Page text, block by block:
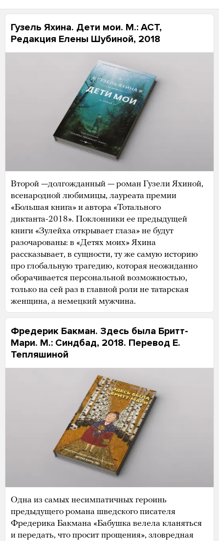
Гузель Яхина. Дети мои. М.: АСТ,
Редакция Елены Шубиной, 2018
Второй —долгожданный — роман Гузели Яхиной,
всенародной любимицы, лауреата премии
«Большая книга» и автора «Тотального
диктанта-2018». Поклонники ее предыдущей
книги «Зулейха открывает глаза» не будут
разочарованы: в «Детях моих» Яхина
рассказывает, в сущности, ту же самую историю
про глобальную трагедию, которая неожиданно
оборачивается персональной возможностью,
только на сей раз в главной роли не татарская
женщина, а немецкий мужчина.
Фредерик Бакман. Здесь была Бритт-
Мари. М.: Синдбад, 2018. Перевод Е.
Тепляшиной
Одна из самых несимпатичных героинь
предыдущего романа шведского писателя
Фредерика Бакмана «Бабушка велела кланяться
и передать, что просит прощения», зловредная